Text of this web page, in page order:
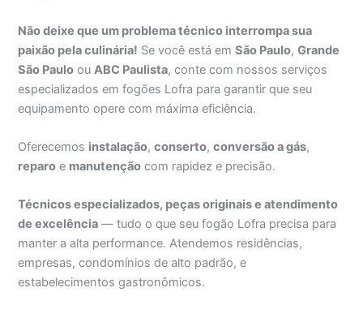
Não deixe que um problema técnico interrompa sua
paixão pela culinária! Se você está emSão Paulo,Grande
São Paulo ouABC Paulista, conte com nossos serviços
especializados em fogões Lofra para garantir que seu
equipamento opere com máxima eficiência.
Oferecemos instalação,conserto,conversão a gás,
reparo e manutenção com rapidez e precisão.
Técnicos especializados, peças originais e atendimento
de excelência — tudo o que seu fogão Lofra precisa para
manter a alta performance. Atendemos residências,
empresas, condomínios de alto padrão, e
estabelecimentos gastronômicos.